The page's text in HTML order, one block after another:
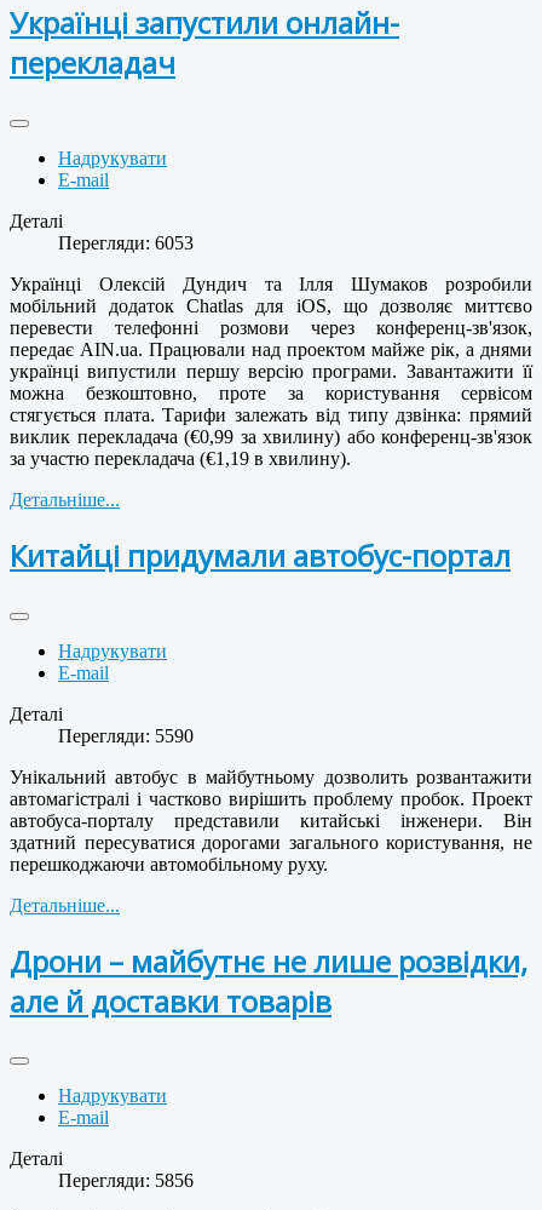
Українці запустили онлайн-
перекладач
Надрукувати
E-mail
Деталі
Перегляди: 6053
Українці Олексій Дундич та Ілля Шумаков розробили
мобільний додаток Chatlas для iOS, що дозволяє миттєво
перевести телефонні розмови через конференц-зв'язок,
передає АIN.ua. Працювали над проектом майже рік, а днями
українці випустили першу версію програми. Завантажити її
можна безкоштовно, проте за користування сервісом
стягується плата. Тарифи залежать від типу дзвінка: прямий
виклик перекладача (€0,99 за хвилину) або конференц-зв'язок
за участю перекладача (€1,19 в хвилину).
Детальніше...
Китайці придумали автобус-портал
Надрукувати
E-mail
Деталі
Перегляди: 5590
Унікальний автобус в майбутньому дозволить розвантажити
автомагістралі і частково вирішить проблему пробок. Проект
автобуса-порталу представили китайські інженери. Він
здатний пересуватися дорогами загального користування, не
перешкоджаючи автомобільному руху.
Детальніше...
Дрони – майбутнє не лише розвідки,
але й доставки товарів
Надрукувати
E-mail
Деталі
Перегляди: 5856